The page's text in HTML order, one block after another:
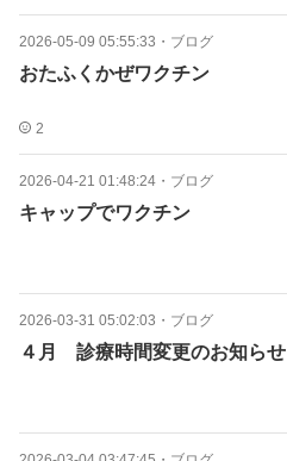
2026-05-09 05:55:33 ・ ブログ
おたふくかぜワクチン
2
2026-04-21 01:48:24 ・ ブログ
キャップでワクチン
2026-03-31 05:02:03 ・ ブログ
４月 診療時間変更のお知らせ